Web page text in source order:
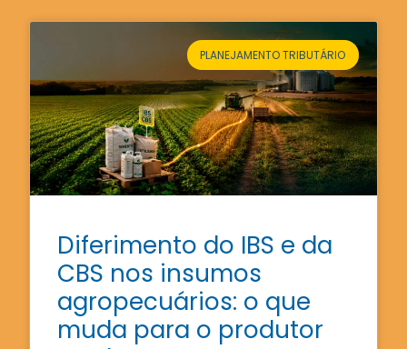
PLANEJAMENTO TRIBUTÁRIO
Diferimento do IBS e da
CBS nos insumos
agropecuários: o que
muda para o produtor